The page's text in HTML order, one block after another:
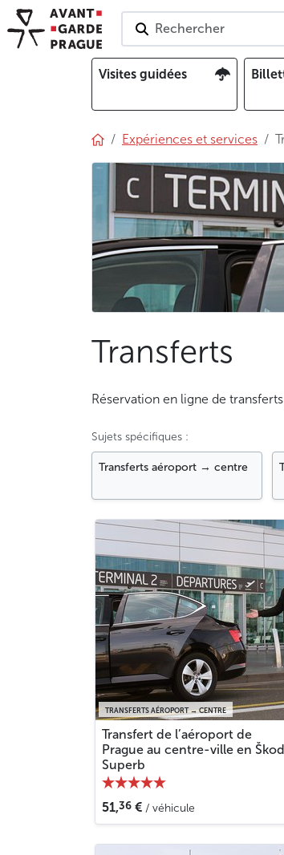
Rechercher
Visites guidées
Expériences et services
Transferts
Réservation en ligne de
Sujets spécifiques :
Transferts aéroport → centre
TRANSFERTS AÉROPORT → CENTRE
Transfert de l’aéroport de
Prague au centre-ville en
Superb
51,36 € / véhicule